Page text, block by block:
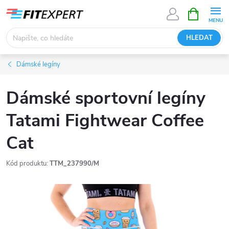
obsah
HLEDAT
NÁKUPNÍ
KOŠÍK
Dámské legíny
Dámské sportovní legíny
Tatami Fightwear Coffee
Cat
Kód produktu: TTM_237990/M